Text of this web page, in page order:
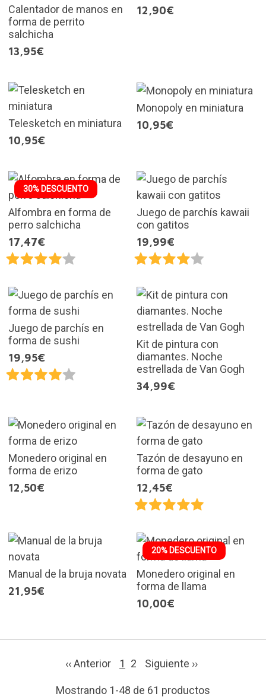
Calentador de manos en
forma de perrito
salchicha
13,95€
12,90€
Telesketch en miniatura
10,95€
Monopoly en miniatura
10,95€
30% DESCUENTO
Alfombra en forma de
perro salchicha
17,47€
Juego de parchís kawaii
con gatitos
19,99€
Juego de parchís en
forma de sushi
19,95€
Kit de pintura con
diamantes. Noche
estrellada de Van Gogh
34,99€
Monedero original en
forma de erizo
12,50€
Tazón de desayuno en
forma de gato
12,45€
Manual de la bruja novata
21,95€
20% DESCUENTO
Monedero original en
forma de llama
10,00€
‹‹ Anterior 1 2 Siguiente ››
Mostrando 1-48 de 61 productos